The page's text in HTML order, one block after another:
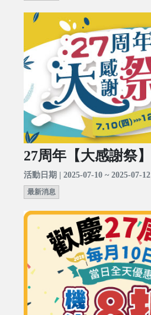
27周年【大感謝祭】
活動日期 | 2025-07-10 ~ 2025-07-12
最新消息